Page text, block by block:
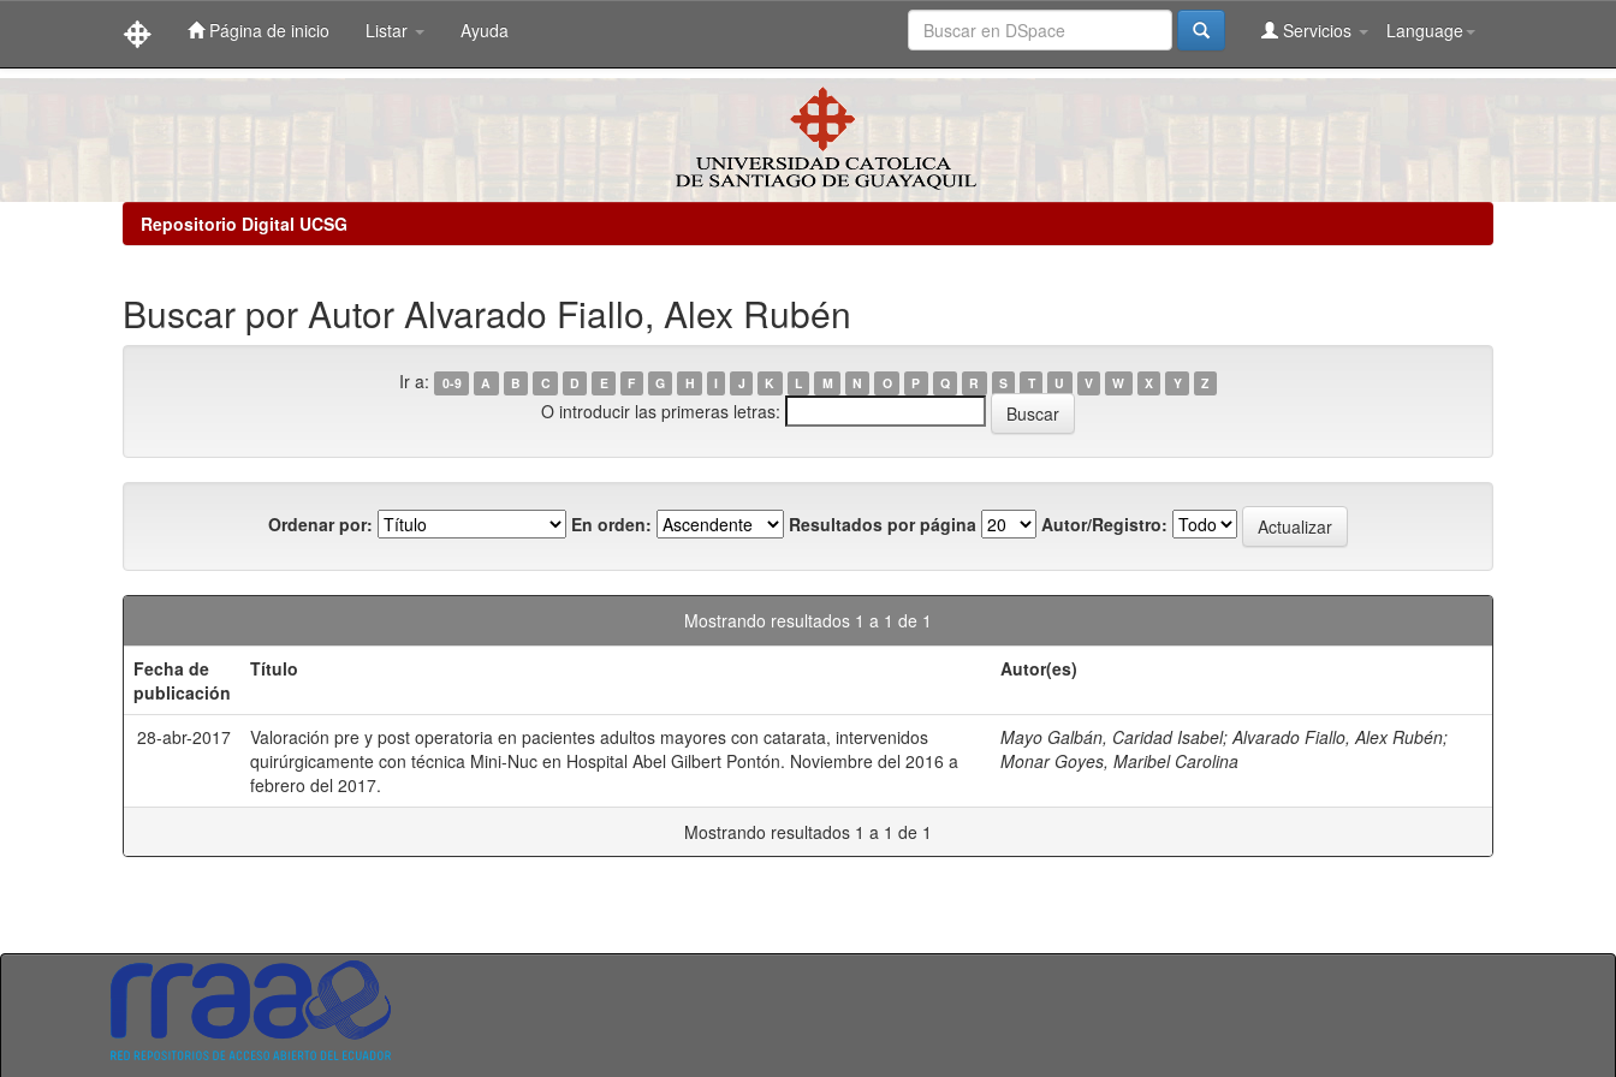
Página de inicio Listar Ayuda Language
Servicios
Repositorio Digital UCSG
Buscar por Autor Alvarado Fiallo, Alex Rubén
Ir a: 0-9 A B C D E F G H I J K L M N O P Q R S T U V W X Y Z
O introducir las primeras letras:
Ordenar por: En orden: Resultados por página Autor/Registro:
Mostrando resultados 1 a 1 de 1
Fecha de
publicación
Título Autor(es)
28-abr-2017
Valoración pre y post operatoria en pacientes adultos mayores con catarata, intervenidos
quirúrgicamente con técnica Mini-Nuc en Hospital Abel Gilbert Pontón. Noviembre del 2016 a
febrero del 2017.
Mayo Galbán, Caridad Isabel;Alvarado Fiallo, Alex Rubén;
Monar Goyes, Maribel Carolina
Mostrando resultados 1 a 1 de 1